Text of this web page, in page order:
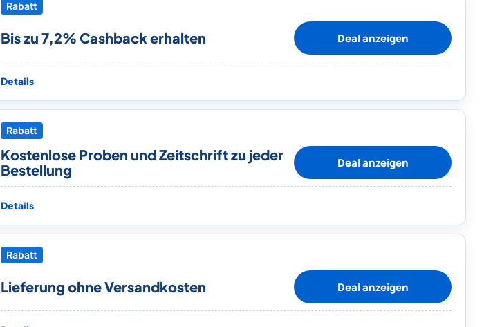
Rabatt
Bis zu 7,2% Cashback erhalten Deal anzeigen
Details
Rabatt
Kostenlose Proben und Zeitschrift zu jeder
Bestellung
Deal anzeigen
Details
Rabatt
Lieferung ohne Versandkosten Deal anzeigen